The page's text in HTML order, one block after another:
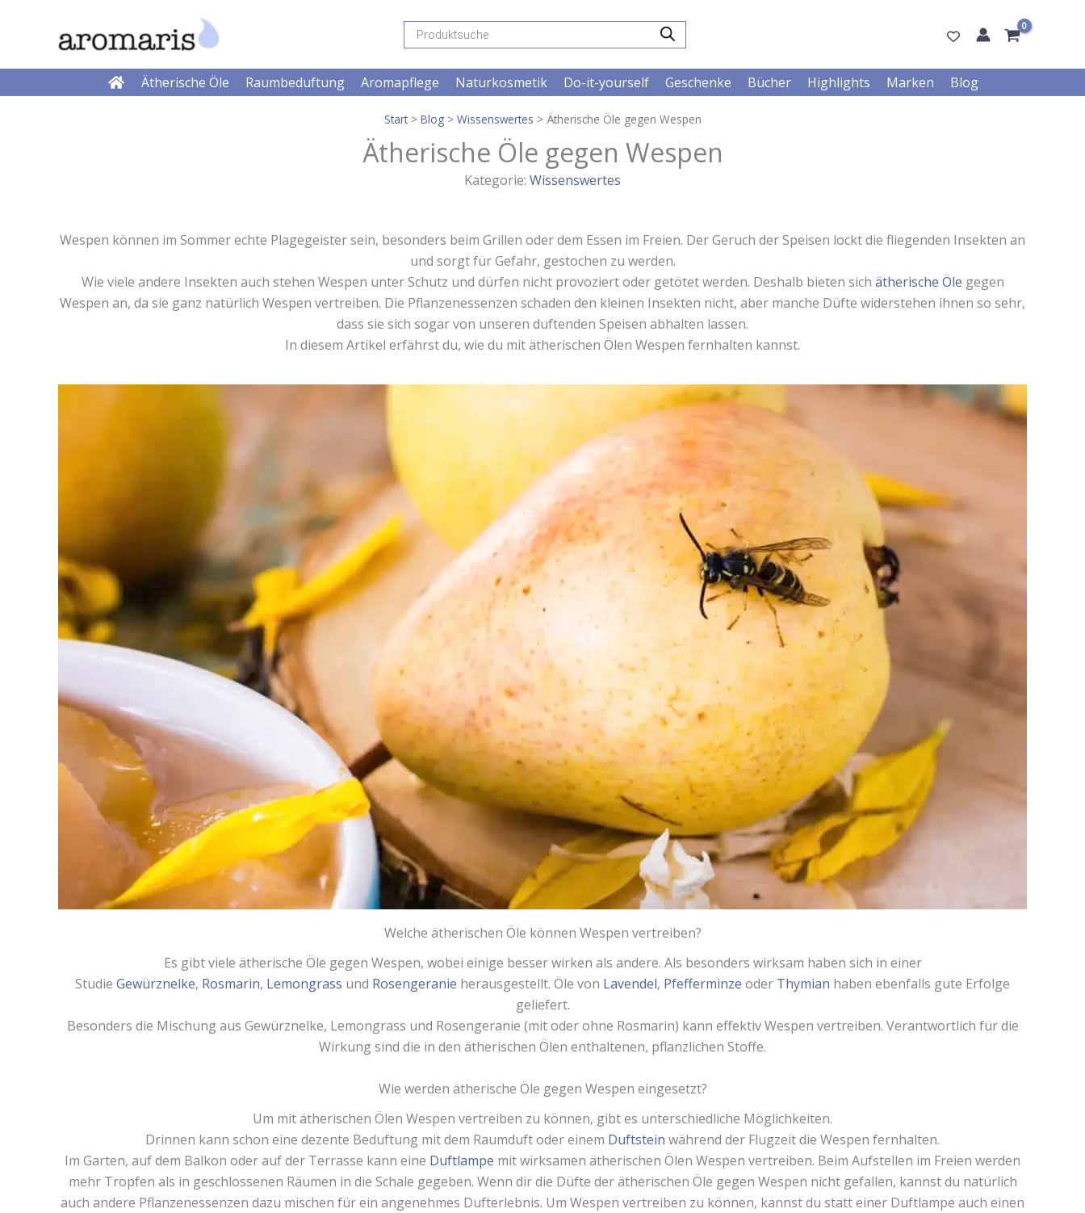
Products
search
Ätherische Öle Raumbeduftung Aromapflege Naturkosmetik Do-it-yourself Geschenke Bücher Highlights Marken Blog
Start> Blog> Wissenswertes > Ätherische Öle gegen Wespen
Ätherische Öle gegen Wespen
Kategorie: Wissenswertes
Wespen können im Sommer echte Plagegeister sein, besonders beim Grillen oder dem Essen im Freien. Der Geruch der Speisen lockt die fliegenden Insekten an
und sorgt für Gefahr, gestochen zu werden.
Wie viele andere Insekten auch stehen Wespen unter Schutz und dürfen nicht provoziert oder getötet werden. Deshalb bieten sich ätherische Öle gegen
Wespen an, da sie ganz natürlich Wespen vertreiben. Die Pflanzenessenzen schaden den kleinen Insekten nicht, aber manche Düfte widerstehen ihnen so sehr,
dass sie sich sogar von unseren duftenden Speisen abhalten lassen.
In diesem Artikel erfährst du, wie du mit ätherischen Ölen Wespen fernhalten kannst.
Welche ätherischen Öle können Wespen vertreiben?
Es gibt viele ätherische Öle gegen Wespen, wobei einige besser wirken als andere. Als besonders wirksam haben sich in einer
Studie Gewürznelke, Rosmarin, Lemongrass und Rosengeranie herausgestellt. Öle von Lavendel, Pfefferminze oder Thymian haben ebenfalls gute Erfolge
geliefert.
Besonders die Mischung aus Gewürznelke, Lemongrass und Rosengeranie (mit oder ohne Rosmarin) kann effektiv Wespen vertreiben. Verantwortlich für die
Wirkung sind die in den ätherischen Ölen enthaltenen, pflanzlichen Stoffe.
Wie werden ätherische Öle gegen Wespen eingesetzt?
Um mit ätherischen Ölen Wespen vertreiben zu können, gibt es unterschiedliche Möglichkeiten.
Drinnen kann schon eine dezente Beduftung mit dem Raumduft oder einem Duftstein während der Flugzeit die Wespen fernhalten.
Im Garten, auf dem Balkon oder auf der Terrasse kann eine Duftlampe mit wirksamen ätherischen Ölen Wespen vertreiben. Beim Aufstellen im Freien werden
mehr Tropfen als in geschlossenen Räumen in die Schale gegeben. Wenn dir die Düfte der ätherischen Öle gegen Wespen nicht gefallen, kannst du natürlich
auch andere Pflanzenessenzen dazu mischen für ein angenehmes Dufterlebnis. Um Wespen vertreiben zu können, kannst du statt einer Duftlampe auch einen